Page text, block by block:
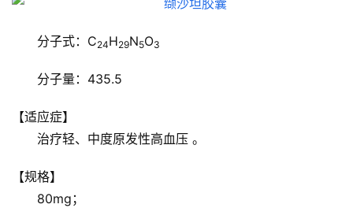
分子式：C24H29N5O3
分子量：435.5
【适应症】
治疗轻、中度原发性高血压 。
【规格】
80mg；